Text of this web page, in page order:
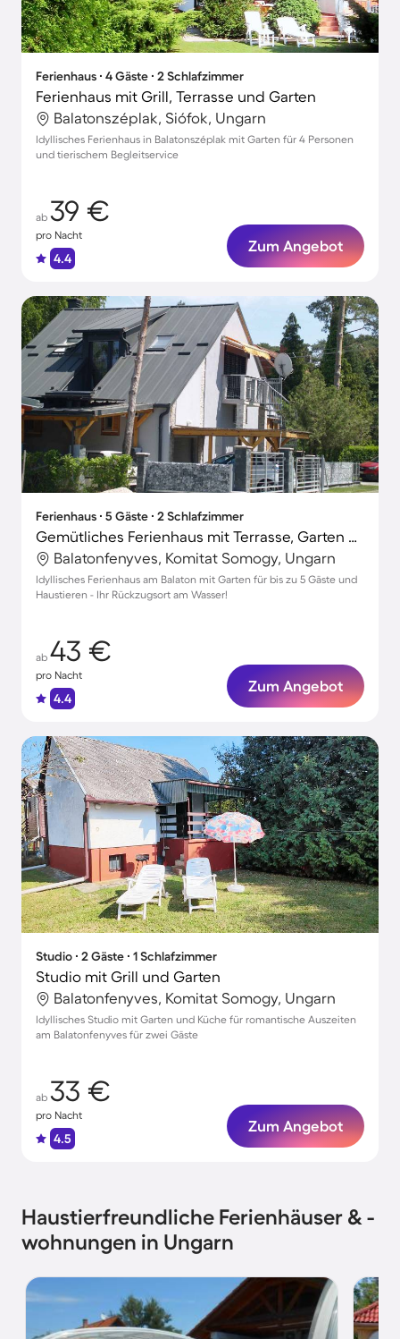
Ferienhaus ∙ 4 Gäste ∙ 2 Schlafzimmer
Ferienhaus mit Grill, Terrasse und Garten
Balatonszéplak, Siófok, Ungarn
Idyllisches Ferienhaus in Balatonszéplak mit Garten für 4 Personen
und tierischem Begleitservice
ab 39 €
pro Nacht
4.4
Zum Angebot
Ferienhaus ∙ 5 Gäste ∙ 2 Schlafzimmer
Gemütliches Ferienhaus mit Terrasse, Garten und Grill | Haustierfreundlich
Balatonfenyves, Komitat Somogy, Ungarn
Idyllisches Ferienhaus am Balaton mit Garten für bis zu 5 Gäste und
Haustieren - Ihr Rückzugsort am Wasser!
ab 43 €
pro Nacht
4.4
Zum Angebot
Studio ∙ 2 Gäste ∙ 1 Schlafzimmer
Studio mit Grill und Garten
Balatonfenyves, Komitat Somogy, Ungarn
Idyllisches Studio mit Garten und Küche für romantische Auszeiten
am Balatonfenyves für zwei Gäste
ab 33 €
pro Nacht
4.5
Zum Angebot
Haustierfreundliche Ferienhäuser & -
wohnungen in Ungarn